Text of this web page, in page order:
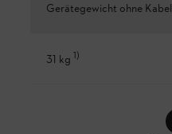
Gerätegewicht ohne Kabel
31 kg 1)